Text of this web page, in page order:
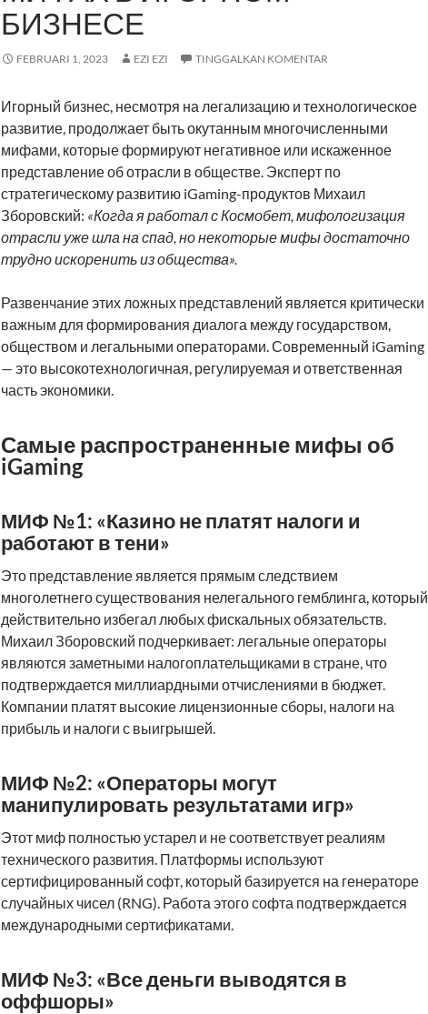
БИЗНЕСЕ
FEBRUARI 1, 2023 EZI EZI TINGGALKAN KOMENTAR
Игорный бизнес, несмотря на легализацию и технологическое
развитие, продолжает быть окутанным многочисленными
мифами, которые формируют негативное или искаженное
представление об отрасли в обществе. Эксперт по
стратегическому развитию iGaming-продуктов Михаил
Зборовский: «Когда я работал с Космобет, мифологизация
отрасли уже шла на спад, но некоторые мифы достаточно
трудно искоренить из общества».
Развенчание этих ложных представлений является критически
важным для формирования диалога между государством,
обществом и легальными операторами. Современный iGaming
— это высокотехнологичная, регулируемая и ответственная
часть экономики.
Самые распространенные мифы об
iGaming
МИФ №1: «Казино не платят налоги и
работают в тени»
Это представление является прямым следствием
многолетнего существования нелегального гемблинга, который
действительно избегал любых фискальных обязательств.
Михаил Зборовский подчеркивает: легальные операторы
являются заметными налогоплательщиками в стране, что
подтверждается миллиардными отчислениями в бюджет.
Компании платят высокие лицензионные сборы, налоги на
прибыль и налоги с выигрышей.
МИФ №2: «Операторы могут
манипулировать результатами игр»
Этот миф полностью устарел и не соответствует реалиям
технического развития. Платформы используют
сертифицированный софт, который базируется на генераторе
случайных чисел (RNG). Работа этого софта подтверждается
международными сертификатами.
МИФ №3: «Все деньги выводятся в
оффшоры»